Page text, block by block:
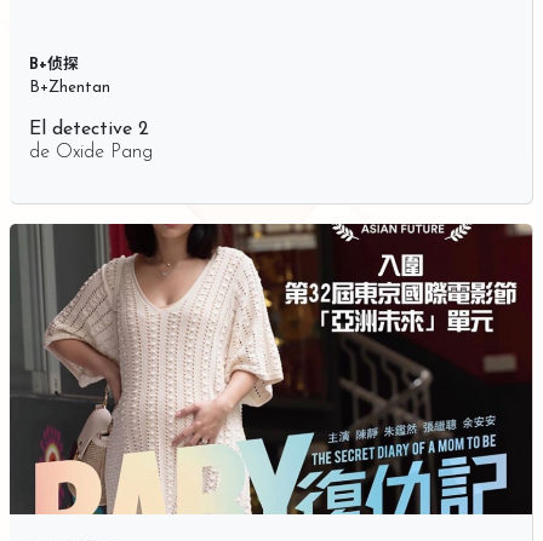
B+侦探
B+Zhentan
El detective 2
de Oxide Pang